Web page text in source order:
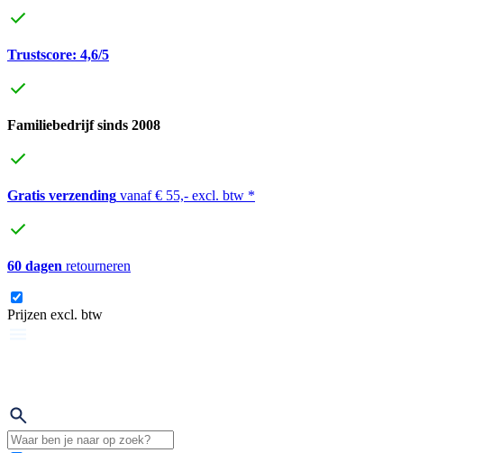
Trustscore: 4,6/5
Familiebedrijf sinds 2008
Gratis verzending vanaf € 55,- excl. btw *
60 dagen retourneren
Prijzen excl. btw